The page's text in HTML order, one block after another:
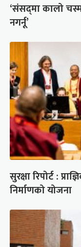
‘संसद्‍मा कालो
नगर्नू’
सुरक्षा रिपोर्ट :
निर्माणको योजना